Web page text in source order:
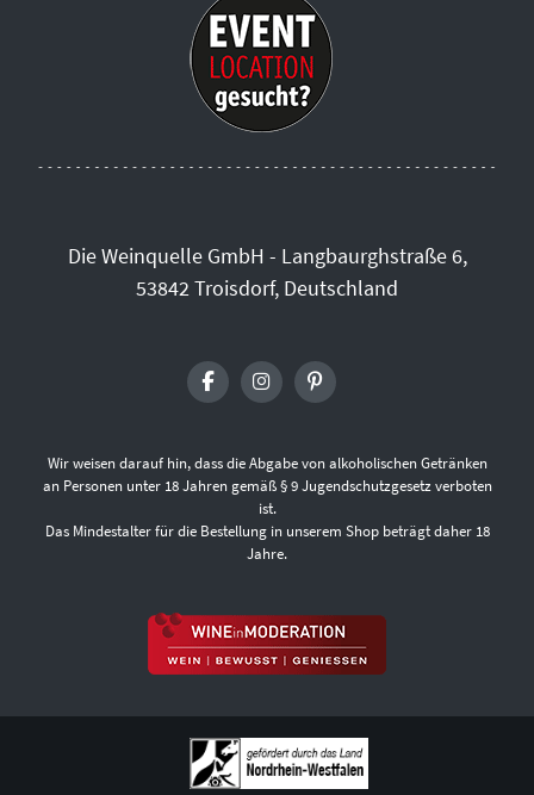
Die Weinquelle GmbH - Langbaurghstraße 6,
53842 Troisdorf, Deutschland
Wir weisen darauf hin, dass die Abgabe von alkoholischen Getränken
an Personen unter 18 Jahren gemäß § 9 Jugendschutzgesetz verboten
ist.
Das Mindestalter für die Bestellung in unserem Shop beträgt daher 18
Jahre.